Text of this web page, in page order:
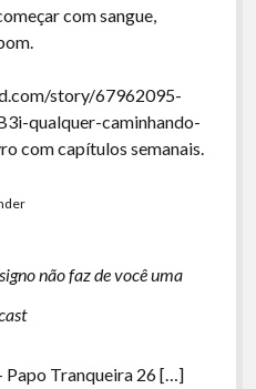
com sangue,
story/67962095-
qualquer-caminhando-
com capítulos semanais.
não faz de você uma
Papo Tranqueira 26 […]